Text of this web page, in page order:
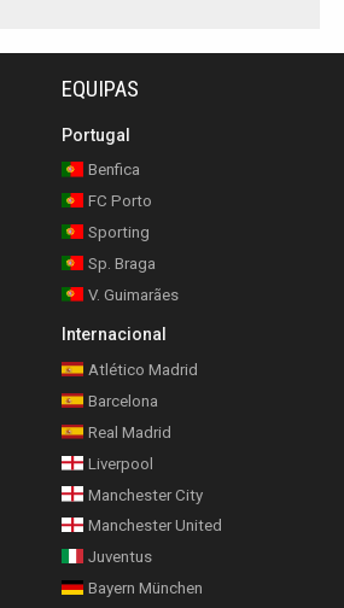
EQUIPAS
Portugal
Benfica
FC Porto
Sporting
Sp. Braga
V. Guimarães
Internacional
Atlético Madrid
Barcelona
Real Madrid
Liverpool
Manchester City
Manchester United
Juventus
Bayern München